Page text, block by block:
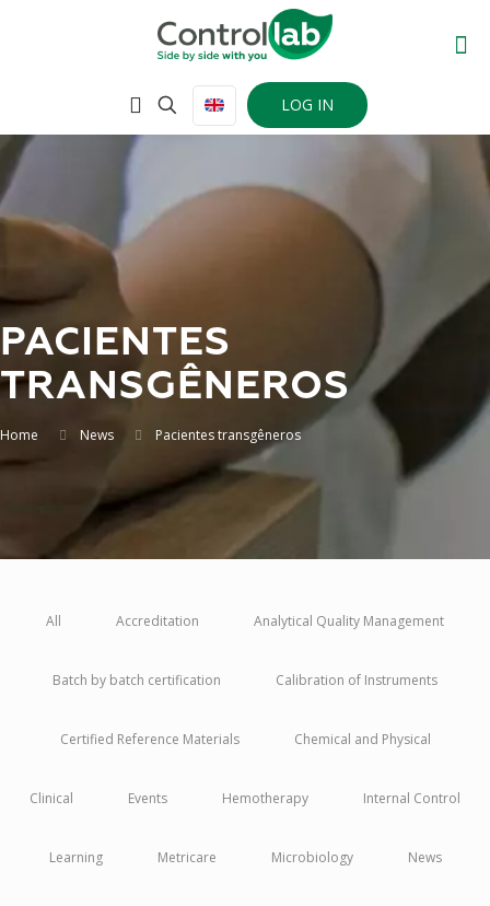
LOG IN
PACIENTES
TRANSGÊNEROS
Home News Pacientes transgêneros
All Accreditation Analytical Quality Management
Batch by batch certification Calibration of Instruments
Certified Reference Materials Chemical and Physical
Clinical Events Hemotherapy Internal Control
Learning Metricare Microbiology News